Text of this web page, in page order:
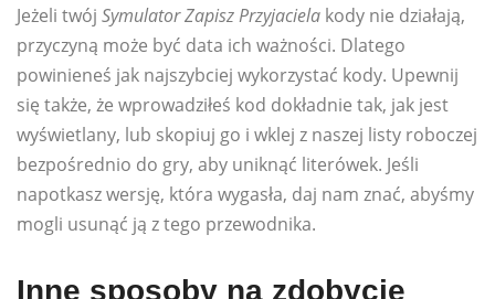
Jeżeli twój Symulator Zapisz Przyjaciela kody nie działają,
przyczyną może być data ich ważności. Dlatego
powinieneś jak najszybciej wykorzystać kody. Upewnij
się także, że wprowadziłeś kod dokładnie tak, jak jest
wyświetlany, lub skopiuj go i wklej z naszej listy roboczej
bezpośrednio do gry, aby uniknąć literówek. Jeśli
napotkasz wersję, która wygasła, daj nam znać, abyśmy
mogli usunąć ją z tego przewodnika.
Inne sposoby na zdobycie